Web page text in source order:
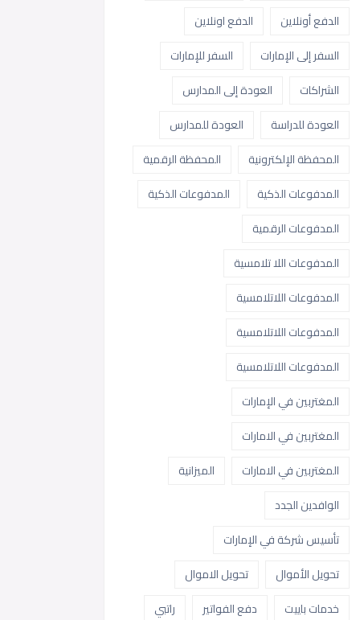
الدفع أونلاين
الدفع اونلاين
السفر إلى الإمارات
السفر للإمارات
الشراكات
العودة إلى المدارس
العودة للدراسة
العودة للمدارس
المحفظة الإلكترونية
المحفظة الرقمية
المدفوعات الذكية
المدفوعات الذكية
المدفوعات الرقمية
المدفوعات اللا تلامسية
المدفوعات اللاتلامسية
المدفوعات اللاتلامسية
المدفوعات اللاتلامسية
المغتربين في الإمارات
المغتربين في الامارات
المغتربين في الامارات
الميزانية
الوافدين الجدد
تأسيس شركة في الإمارات
تحويل الأموال
تحويل الاموال
خدمات باييت
دفع الفواتير راتبي